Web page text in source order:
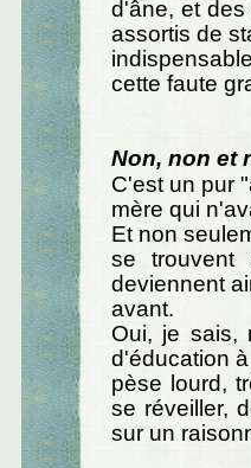
d'âne, et
assortis de
cette faute
Non, non et
C'est un pur
mère qui
Et non
se trouvent
deviennent
avant.
Oui, je sais,
d'éducation
pèse lourd,
se réveiller,
sur un